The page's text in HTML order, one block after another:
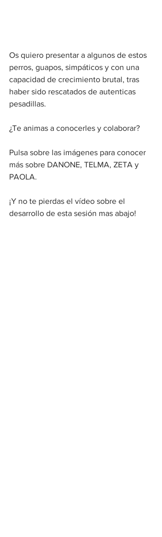
Os quiero presentar a algunos de estos
perros, guapos, simpáticos y con una
capacidad de crecimiento brutal, tras
haber sido rescatados de autenticas
pesadillas.
¿Te animas a conocerles y colaborar?
Pulsa sobre las imágenes para conocer
más sobre DANONE, TELMA, ZETA y
PAOLA.
¡Y no te pierdas el vídeo sobre el
desarrollo de esta sesión mas abajo!